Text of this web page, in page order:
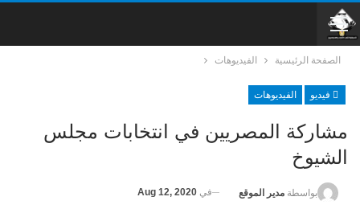
الصفحة الرئيسية الفيديوهات
فيديو الفيديوهات
مشاركة المصريين في انتخابات مجلس
الشيوخ
بواسطة مدير الموقع في Aug 12, 2020